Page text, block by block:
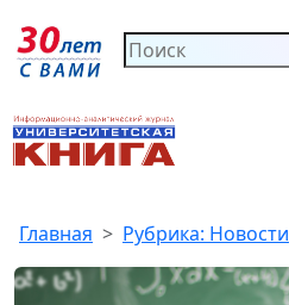
Главная Рубрика: Новости